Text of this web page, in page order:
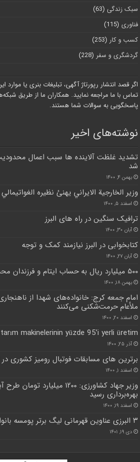
سبک زندگی (63)
فناوری (115)
کسب و کار (253)
گردشگری و سفر (228)
اگر قصد انتشار رپورتاژ آگهی، تبلیغات بنری یا
تماس با ما مراجعه نمایید. همکاران ما از طریق
پاسخگویی به سوالات شما هستند.
نوشته‌های اخیر
تشدید غلظت آلاینده ها سبب اعمال
شد
بهمن ۴, ۱۴۰۰
وزير الخارجية الايراني يهنئ نظيره
اسفند ۵, ۱۴۰۰
ترافیک سنگین در راه های البرز
آبان ۳۰, ۱۴۰۰
کتابخوابی در البرز نیازمند کمک و توجه
آبان ۲۷, ۱۴۰۰
۵۰۰ میلیارد ریال به حساب ایتام و فرزندان محسنین البرز واریز شد
بهمن ۱۸, ۱۴۰۰
امام جمعه کرج: خانواده‌های شهدا از
ملأعام حرمت‌شکنی می‌کنند
اسفند ۲۰, ۱۴۰۰
makinelerinin yüzde 95’i yerli üretim
آذر ۲۵, ۱۴۰۰
برترین های مسابقات فوتبال رومیز کشوری در
اسفند ۱, ۱۴۰۰
وزیر جهاد کشاورزی: ۱۲۰۰
بهره‌برداری رسید
اسفند ۱۹, ۱۴۰۰
۳ البرزی عناوین قهرمانی لیگ برتر پومسه بانوان را کسب کردند
دی ۱۹, ۱۴۰۱